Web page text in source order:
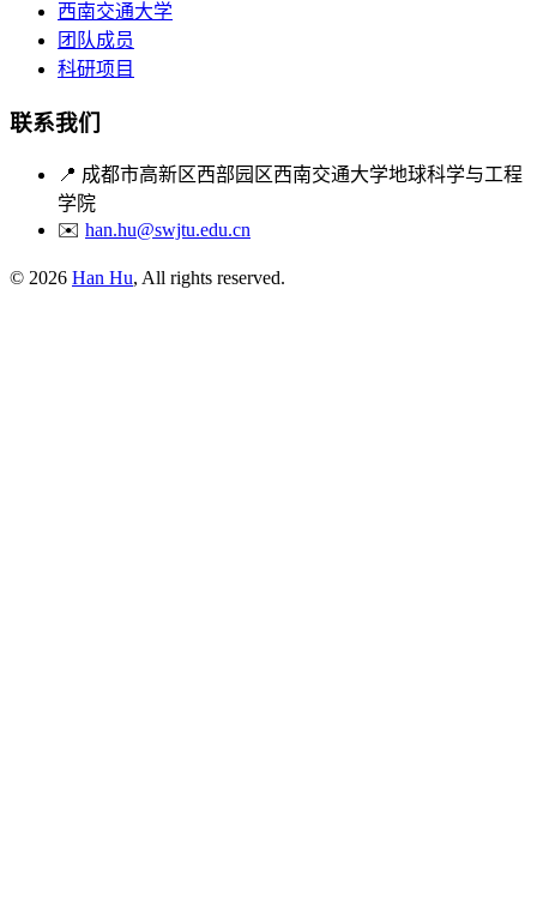
西南交通大学
团队成员
科研项目
联系我们
📍 成都市高新区西部园区西南交通大学地球科学与工程
学院
✉️ han.hu@swjtu.edu.cn
© 2026 Han Hu, All rights reserved.